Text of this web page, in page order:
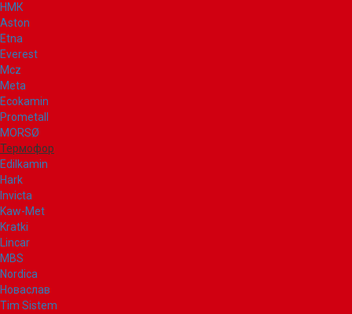
НМК
Aston
Etna
Everest
Mcz
Meta
Ecokamin
Prometall
MORSØ
Термофор
Edilkamin
Hark
Invicta
Kaw-Met
Kratki
Lincar
MBS
Nordica
Новаслав
Tim Sistem